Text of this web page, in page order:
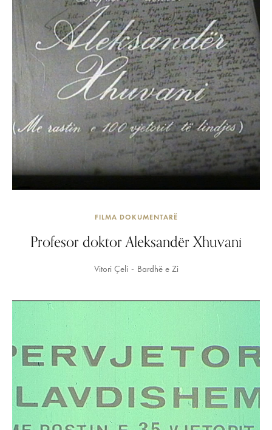
FILMA DOKUMENTARË
Profesor doktor Aleksandër Xhuvani
Vitori Çeli Bardhë e Zi